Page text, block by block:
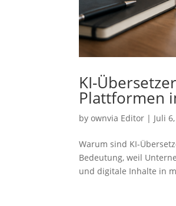
KI-
Plattformen
byownvia Editor | Juli
Warum sind KI-
Bedeutung, weil
und digitale Inhalte in